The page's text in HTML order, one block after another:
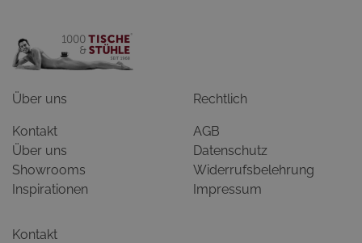
Über uns
Kontakt
Über uns
Showrooms
Inspirationen
Rechtlich
AGB
Datenschutz
Widerrufsbelehrung
Impressum
Kontakt